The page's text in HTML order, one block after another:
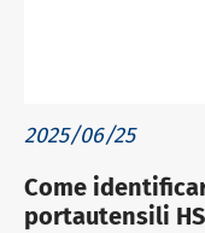
2025/06/25
Come
portautensili